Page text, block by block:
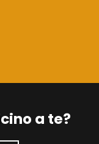
a te?